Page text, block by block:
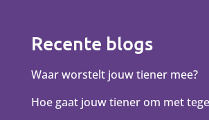
Recente blogs
Waar worstelt jouw tiener mee?
Hoe gaat jouw tiener om met